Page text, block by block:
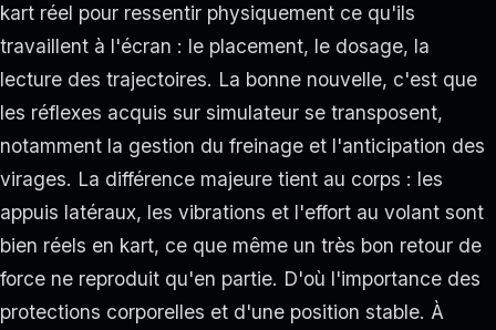
kart réel pour ressentir physiquement ce qu'ils
travaillent à l'écran : le placement, le dosage, la
lecture des trajectoires. La bonne nouvelle, c'est que
les réflexes acquis sur simulateur se transposent,
notamment la gestion du freinage et l'anticipation des
virages. La différence majeure tient au corps : les
appuis latéraux, les vibrations et l'effort au volant sont
bien réels en kart, ce que même un très bon retour de
force ne reproduit qu'en partie. D'où l'importance des
protections corporelles et d'une position stable. À